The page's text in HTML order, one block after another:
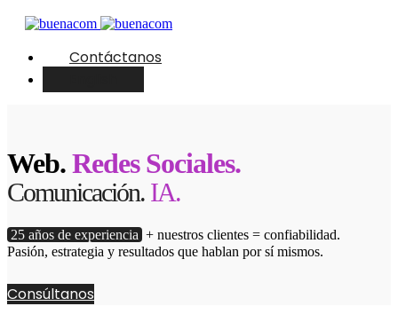
Contáctanos
Web.Redes Sociales.
Comunicación. IA.
25 años de experiencia + nuestros clientes = confiabilidad.
Pasión, estrategia y resultados que hablan por sí mismos.
Consúltanos